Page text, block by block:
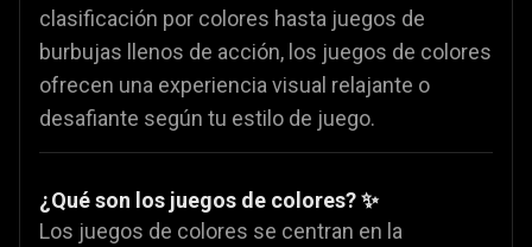
clasificación por colores hasta juegos de
burbujas llenos de acción, los juegos de colores
ofrecen una experiencia visual relajante o
desafiante según tu estilo de juego.
¿Qué son los juegos de colores? ✨
Los juegos de colores se centran en la